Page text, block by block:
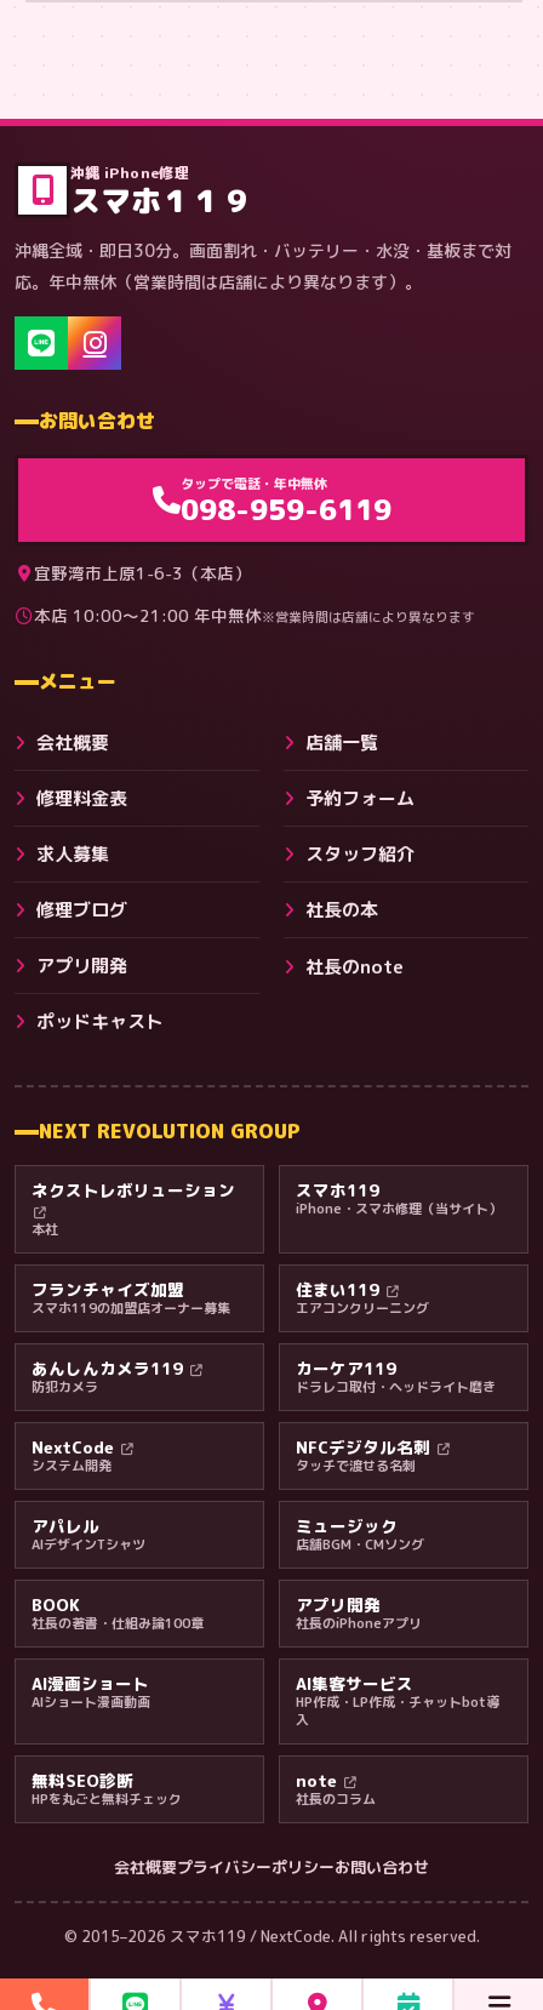
その他サービス
料金・保証・ご案内
症状・内容から
料金
沖縄 iPhone修理
スマホ１１９
沖縄全域・即日30分。画面割れ・バッテリー・水没・基板まで対
応。年中無休（営業時間は店舗により異なります）。
お問い合わせ
タップで電話・年中無休
098-959-6119
宜野湾市上原1-6-3（本店）
本店 10:00〜21:00 年中無休※営業時間は店舗により異なります
メニュー
会社概要 店舗一覧
修理料金表 予約フォーム
求人募集 スタッフ紹介
修理ブログ 社長の本
アプリ開発 社長のnote
ポッドキャスト
NEXT REVOLUTION GROUP
ネクストレボリューション
本社
スマホ119
iPhone・スマホ修理（当サイト）
フランチャイズ加盟
スマホ119の加盟店オーナー募集
住まい119
エアコンクリーニング
あんしんカメラ119
防犯カメラ
カーケア119
ドラレコ取付・ヘッドライト磨き
NextCode
システム開発
NFCデジタル名刺
タッチで渡せる名刺
アパレル
AIデザインTシャツ
ミュージック
店舗BGM・CMソング
BOOK
社長の著書・仕組み論100章
アプリ開発
社長のiPhoneアプリ
AI漫画ショート
AIショート漫画動画
AI集客サービス
HP作成・LP作成・チャットbot導
入
無料SEO診断
HPを丸ごと無料チェック
note
社長のコラム
会社概要プライバシーポリシーお問い合わせ
© 2015–2026 スマホ119 / NextCode. All rights reserved.